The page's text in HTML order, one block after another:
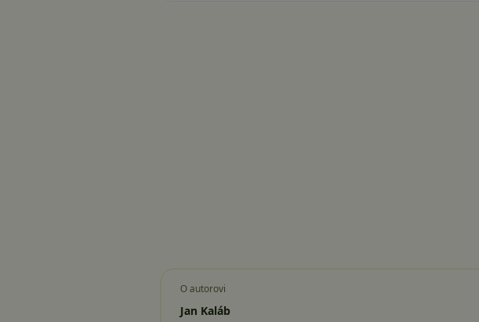
O autorovi
Jan Kaláb